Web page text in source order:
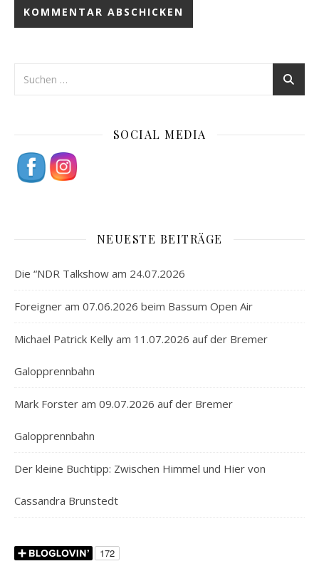
SOCIAL MEDIA
NEUESTE BEITRÄGE
Die “NDR Talkshow am 24.07.2026
Foreigner am 07.06.2026 beim Bassum Open Air
Michael Patrick Kelly am 11.07.2026 auf der Bremer
Galopprennbahn
Mark Forster am 09.07.2026 auf der Bremer
Galopprennbahn
Der kleine Buchtipp: Zwischen Himmel und Hier von
Cassandra Brunstedt